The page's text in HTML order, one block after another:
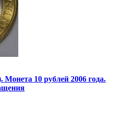
10 рублей 2006 года.